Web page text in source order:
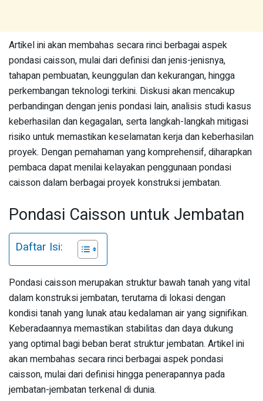
Artikel ini akan membahas secara rinci berbagai aspek
pondasi caisson, mulai dari definisi dan jenis-jenisnya,
tahapan pembuatan, keunggulan dan kekurangan, hingga
perkembangan teknologi terkini. Diskusi akan mencakup
perbandingan dengan jenis pondasi lain, analisis studi kasus
keberhasilan dan kegagalan, serta langkah-langkah mitigasi
risiko untuk memastikan keselamatan kerja dan keberhasilan
proyek. Dengan pemahaman yang komprehensif, diharapkan
pembaca dapat menilai kelayakan penggunaan pondasi
caisson dalam berbagai proyek konstruksi jembatan.
Pondasi Caisson untuk Jembatan
Daftar Isi:
Pondasi caisson merupakan struktur bawah tanah yang vital
dalam konstruksi jembatan, terutama di lokasi dengan
kondisi tanah yang lunak atau kedalaman air yang signifikan.
Keberadaannya memastikan stabilitas dan daya dukung
yang optimal bagi beban berat struktur jembatan. Artikel ini
akan membahas secara rinci berbagai aspek pondasi
caisson, mulai dari definisi hingga penerapannya pada
jembatan-jembatan terkenal di dunia.